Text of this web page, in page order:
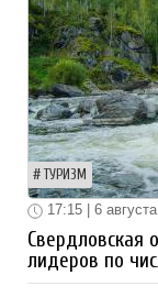
ТУРИЗМ
17:15 | 6 августа
Свердловская
лидеров по